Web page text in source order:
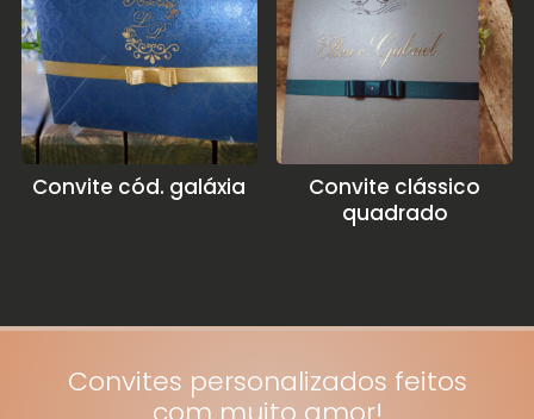
Convite cód. galáxia
Convite clássico
quadrado
Convites personalizados feitos